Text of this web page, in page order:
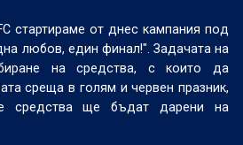
стартираме от днес кампания под
любов, един финал!". Задачата на
на средства, с които да
среща в голям и червен празник,
средства ще бъдат дарени на